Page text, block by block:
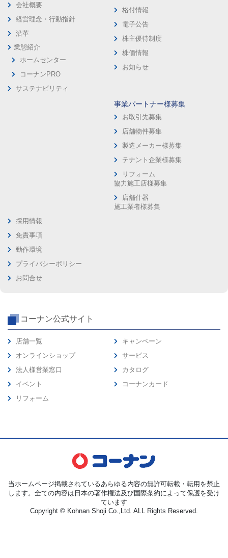
会社概要
経営理念・行動指針
沿革
業態紹介
ホームセンター
コーナンPRO
サステナビリティ
格付情報
電子公告
株主優待制度
株価情報
お知らせ
事業パートナー様募集
お取引先募集
店舗物件募集
製造メーカー様募集
テナント企業様募集
リフォーム
協力施工店様募集
店舗什器
施工業者様募集
採用情報
免責事項
動作環境
プライバシーポリシー
お問合せ
コーナン公式サイト
店舗一覧
オンラインショップ
法人様営業窓口
イベント
リフォーム
キャンペーン
サービス
カタログ
コーナンカード
当ホームページ掲載されているあらゆる内容の無許可転載・転用を禁止
します。全ての内容は日本の著作権法及び国際条約によって保護を受け
ています
Copyright © Kohnan Shoji Co.,Ltd. ALL Rights Reserved.